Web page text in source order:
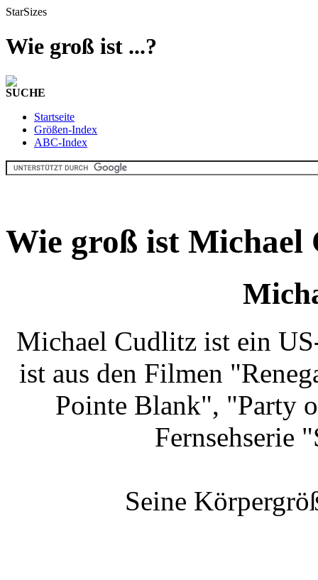
StarSizes
Wie groß ist ...?
SUCHE
Startseite
Größen-Index
ABC-Index
Wie groß ist
Michael Cudlitz ist ein
ist aus den Filmen
Pointe Blank", "Party
Fernsehserie
Seine